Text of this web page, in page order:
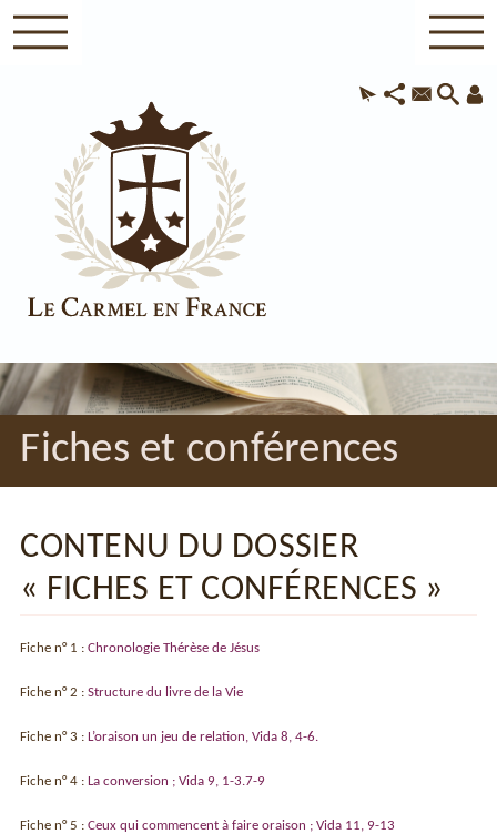
Fiches et conférences
CONTENU DU DOSSIER
« FICHES ET CONFÉRENCES »
Fiche n° 1 :Chronologie Thérèse de Jésus
Fiche n° 2 :Structure du livre de la Vie
Fiche n° 3 :L’oraison un jeu de relation, Vida 8, 4-6.
Fiche n° 4 :La conversion ; Vida 9, 1-3.7-9
Fiche n° 5 :Ceux qui commencent à faire oraison ; Vida 11, 9-13